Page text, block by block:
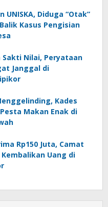
UNISKA, Diduga “Otak”
Kasus Pengisian
Sakti Nilai, Peryataan
Janggal di
Kades
Makan Enak di
Rp150 Juta, Camat
Uang di